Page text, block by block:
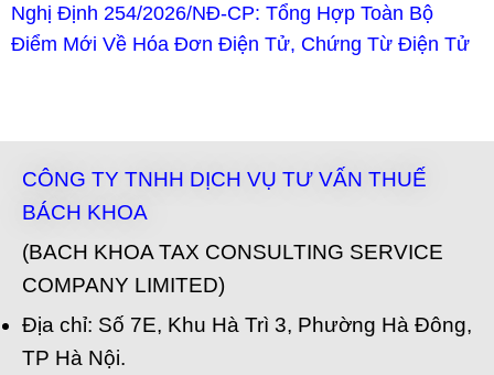
Nghị Định 254/2026/NĐ-CP: Tổng Hợp Toàn Bộ
Điểm Mới Về Hóa Đơn Điện Tử, Chứng Từ Điện Tử
CÔNG TY TNHH DỊCH VỤ TƯ VẤN THUẾ
BÁCH KHOA
(BACH KHOA TAX CONSULTING SERVICE
COMPANY LIMITED)
Địa chỉ: Số 7E, Khu Hà Trì 3, Phường Hà Đông,
TP Hà Nội.